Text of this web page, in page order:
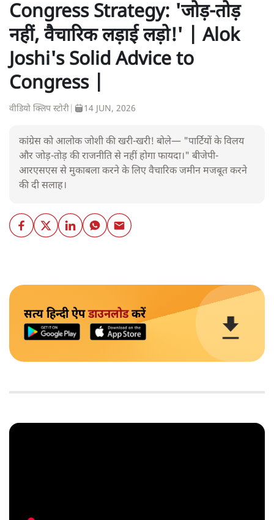
Congress Strategy: 'जोड़-तोड़
नहीं, वैचारिक लड़ाई लड़ो!' | Alok
Joshi's Solid Advice to
Congress |
वीडियो क्लिप स्टोरी 14 JUN, 2026
कांग्रेस को आलोक जोशी की खरी-खरी! बोले— "पार्टियों के विलय
और जोड़-तोड़ की राजनीति से नहीं होगा फायदा।" बीजेपी-
आरएसएस से मुकाबला करने के लिए वैचारिक जमीन मजबूत करने
की दी सलाह।
सत्य हिन्दी ऐपडाउनलोडकरें